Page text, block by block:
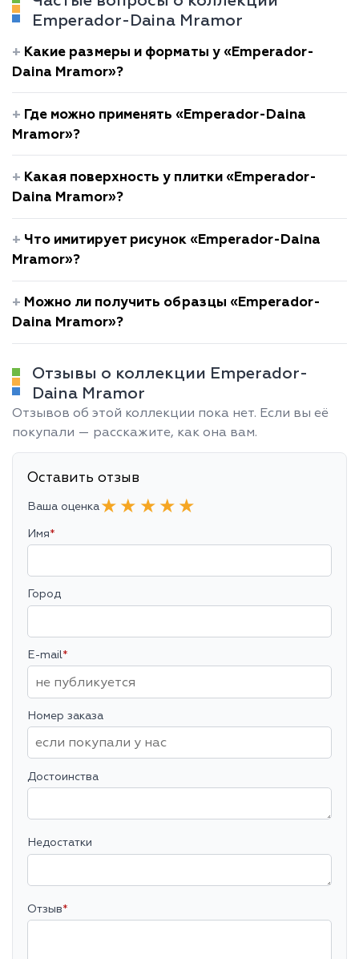
Emperador-Daina Mramor
Какие размеры и форматы у «Emperador-
Daina Mramor»?
Где можно применять «Emperador-Daina
Mramor»?
Какая поверхность у плитки «Emperador-
Daina Mramor»?
Что имитирует рисунок «Emperador-Daina
Mramor»?
Можно ли получить образцы «Emperador-
Daina Mramor»?
Отзывы о коллекции Emperador-
Daina Mramor
Отзывов об этой коллекции пока нет. Если вы её
покупали — расскажите, как она вам.
Оставить отзыв
Ваша оценка ★
★
★
★
★
Имя*
Город
E-mail*
Номер заказа
Достоинства
Недостатки
Отзыв*